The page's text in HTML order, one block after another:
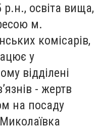
освіта вища,
м.
комісарів,
у
відділені
- жертв
на посаду